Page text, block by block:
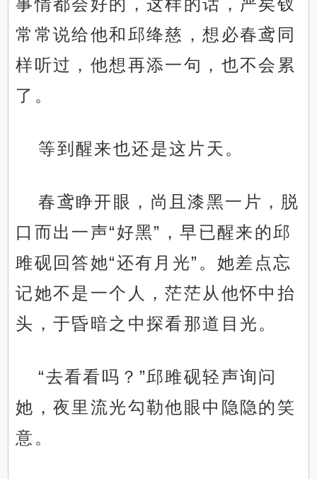
事情都会好的，这样的话，严矣钗
常常说给他和邱绛慈，想必春鸢同
样听过，他想再添一句，也不会累
了。
等到醒来也还是这片天。
春鸢睁开眼，尚且漆黑一片，脱
口而出一声“好黑”，早已醒来的邱
雎砚回答她“还有月光”。她差点忘
记她不是一个人，茫茫从他怀中抬
头，于昏暗之中探看那道目光。
“去看看吗？”邱雎砚轻声询问
她，夜里流光勾勒他眼中隐隐的笑
意。